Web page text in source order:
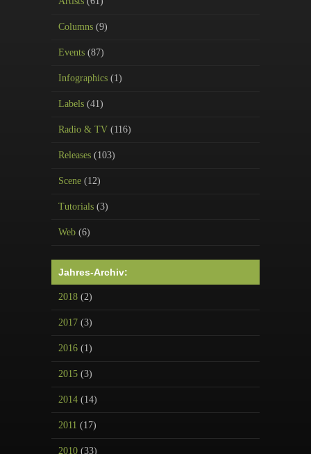
Columns (9)
Events (87)
Infographics (1)
Labels (41)
Radio & TV (116)
Releases (103)
Scene (12)
Tutorials (3)
Web (6)
Jahres-Archiv:
2018 (2)
2017 (3)
2016 (1)
2015 (3)
2014 (14)
2011 (17)
2010 (33)